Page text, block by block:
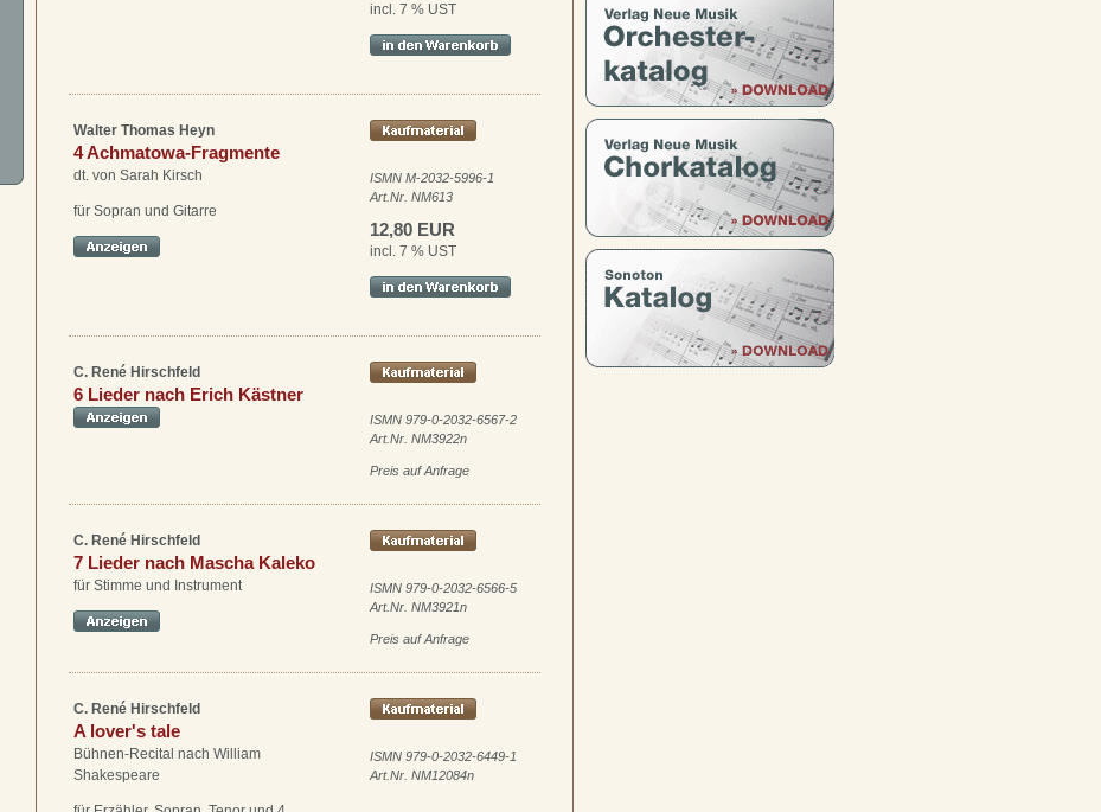
incl. 7 % UST
Walter Thomas Heyn
4 Achmatowa-Fragmente
dt. von Sarah Kirsch
für Sopran und Gitarre
ISMN M-2032-5996-1
Art.Nr. NM613
12,80 EUR
incl. 7 % UST
C. René Hirschfeld
6 Lieder nach Erich Kästner
ISMN 979-0-2032-6567-2
Art.Nr. NM3922n
Preis auf Anfrage
C. René Hirschfeld
7 Lieder nach Mascha Kaleko
für Stimme und Instrument
ISMN 979-0-2032-6566-5
Art.Nr. NM3921n
Preis auf Anfrage
C. René Hirschfeld
A lover's tale
Bühnen-Recital nach William
Shakespeare
ISMN 979-0-2032-6449-1
Art.Nr. NM12084n